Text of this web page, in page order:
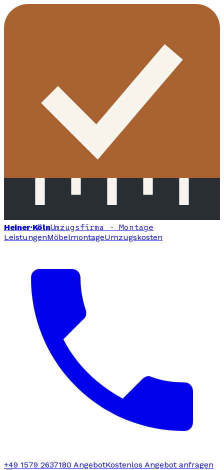
Heiner·KölnUmzugsfirma · Montage
LeistungenMöbelmontageUmzugskosten
+49 1579 2637180 AngebotKostenlos Angebot anfragen